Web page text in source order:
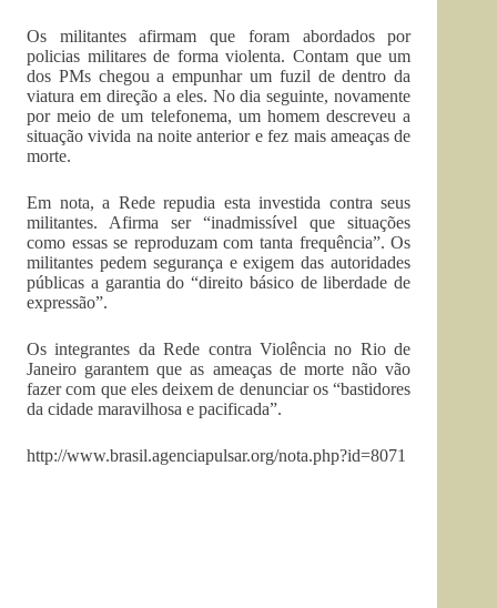
Os militantes afirmam que foram abordados por
policias militares de forma violenta. Contam que um
dos PMs chegou a empunhar um fuzil de dentro da
viatura em direção a eles. No dia seguinte, novamente
por meio de um telefonema, um homem descreveu a
situação vivida na noite anterior e fez mais ameaças de
morte.
Em nota, a Rede repudia esta investida contra seus
militantes. Afirma ser “inadmissível que situações
como essas se reproduzam com tanta frequência”. Os
militantes pedem segurança e exigem das autoridades
públicas a garantia do “direito básico de liberdade de
expressão”.
Os integrantes da Rede contra Violência no Rio de
Janeiro garantem que as ameaças de morte não vão
fazer com que eles deixem de denunciar os “bastidores
da cidade maravilhosa e pacificada”.
http://www.brasil.agenciapulsar.org/nota.php?id=8071